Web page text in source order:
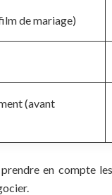
de mariage)
(avant
prendre en compte